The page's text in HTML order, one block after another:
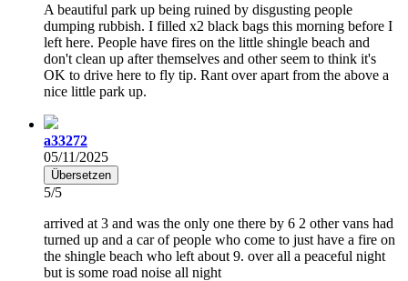
A beautiful park up being ruined by disgusting people
dumping rubbish. I filled x2 black bags this morning before I
left here. People have fires on the little shingle beach and
don't clean up after themselves and other seem to think it's
OK to drive here to fly tip. Rant over apart from the above a
nice little park up.
a33272
05/11/2025
Übersetzen
5/5
arrived at 3 and was the only one there by 6 2 other vans had
turned up and a car of people who come to just have a fire on
the shingle beach who left about 9. over all a peaceful night
but is some road noise all night